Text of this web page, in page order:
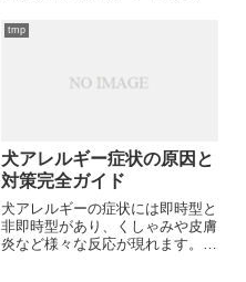
格の秘密とは？
tmp
犬アレルギー症状の原因と
対策完全ガイド
犬アレルギーの症状には即時型と
非即時型があり、くしゃみや皮膚
炎など様々な反応が現れます。原